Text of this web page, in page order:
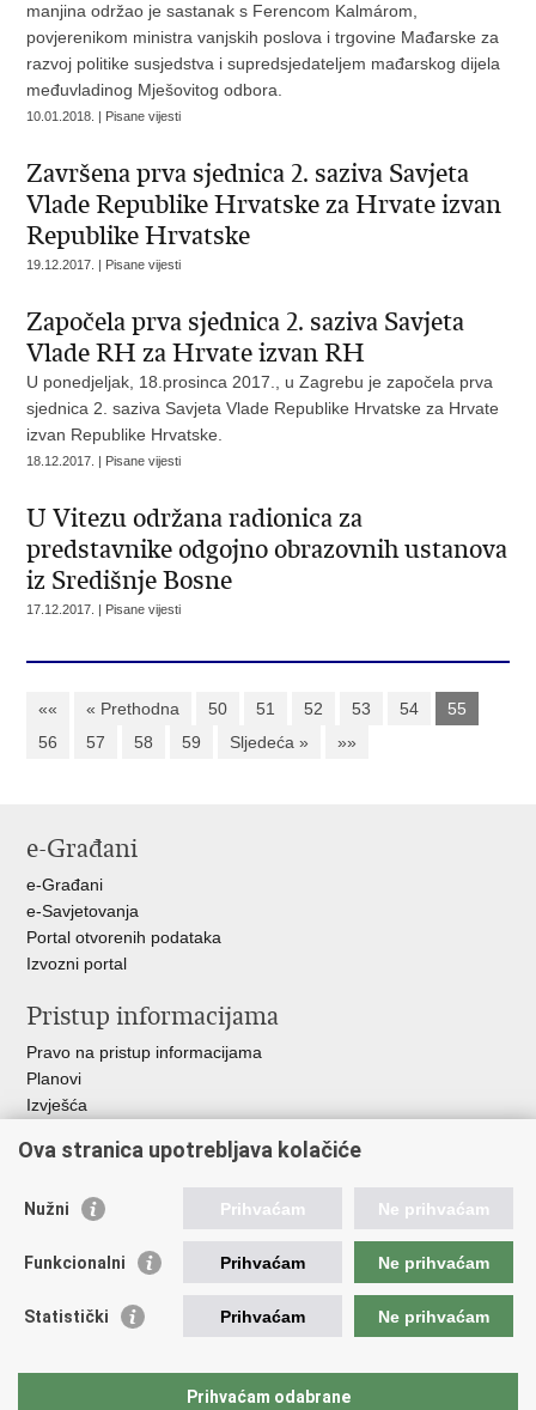
manjina održao je sastanak s Ferencom Kalmárom,
povjerenikom ministra vanjskih poslova i trgovine Mađarske za
razvoj politike susjedstva i supredsjedateljem mađarskog dijela
međuvladinog Mješovitog odbora.
10.01.2018. | Pisane vijesti
Završena prva sjednica 2. saziva Savjeta
Vlade Republike Hrvatske za Hrvate izvan
Republike Hrvatske
19.12.2017. | Pisane vijesti
Započela prva sjednica 2. saziva Savjeta
Vlade RH za Hrvate izvan RH
U ponedjeljak, 18.prosinca 2017., u Zagrebu je započela prva
sjednica 2. saziva Savjeta Vlade Republike Hrvatske za Hrvate
izvan Republike Hrvatske.
18.12.2017. | Pisane vijesti
U Vitezu održana radionica za
predstavnike odgojno obrazovnih ustanova
iz Središnje Bosne
17.12.2017. | Pisane vijesti
«« « Prethodna 50 51 52 53 54
55
56
57 58 59 Sljedeća » »»
e-Građani
e-Građani
e-Savjetovanja
Portal otvorenih podataka
Izvozni portal
Pristup informacijama
Pravo na pristup informacijama
Planovi
Izvješća
Vlada RH
Ured predsjednika
Ministarstvo demografije i useljeništva
HRT - Glas Hrvatske
Ova stranica upotrebljava kolačiće
Nužni Prihvaćam Ne prihvaćam
Funkcionalni Prihvaćam Ne prihvaćam
Statistički Prihvaćam Ne prihvaćam
Prihvaćam odabrane